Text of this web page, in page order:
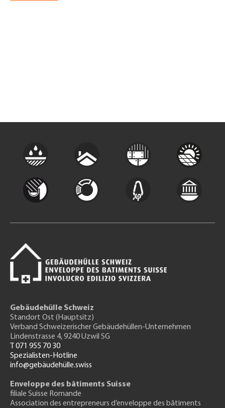
Gebäudehülle Schweiz
Standort Ost (Hauptsitz)
Verband Schweizerischer Gebäudehüllen-Unternehmen
Lindenstrasse 4, 9240 Uzwil SG
T 071 955 70 30
Spezialisten-Hotline
info@gebäudehülle.swiss
Enveloppe des bâtiments Suisse
filiale Suisse Romande
Association des entrepreneurs d’enveloppe des bâtiments